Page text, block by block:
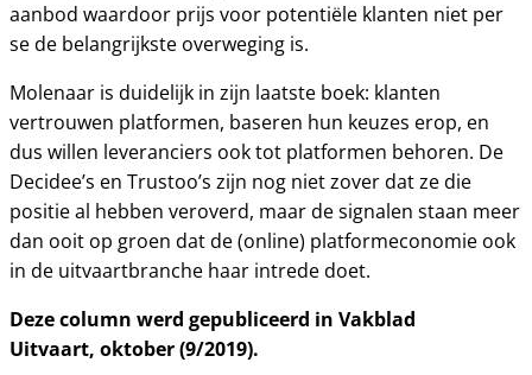
aanbod waardoor prijs voor potentiële klanten niet per
se de belangrijkste overweging is.
Molenaar is duidelijk in zijn laatste boek: klanten
vertrouwen platformen, baseren hun keuzes erop, en
dus willen leveranciers ook tot platformen behoren. De
Decidee’s en Trustoo’s zijn nog niet zover dat ze die
positie al hebben veroverd, maar de signalen staan meer
dan ooit op groen dat de (online) platformeconomie ook
in de uitvaartbranche haar intrede doet.
Deze column werd gepubliceerd in Vakblad
Uitvaart, oktober (9/2019).